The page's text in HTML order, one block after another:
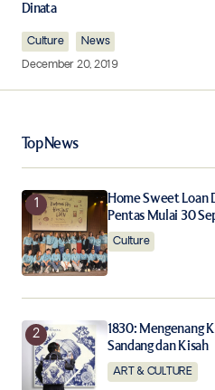
Your Name
Your E-mail*
Save my name, email,
the next time I comment.
Notify me of new posts by
Dinata
Culture
News
December 20, 2019
Top News
Home Sweet Loan
Pentas Mulai 30
Culture
1830: Mengenang
Sandang dan Kisah
ART & CULTURE